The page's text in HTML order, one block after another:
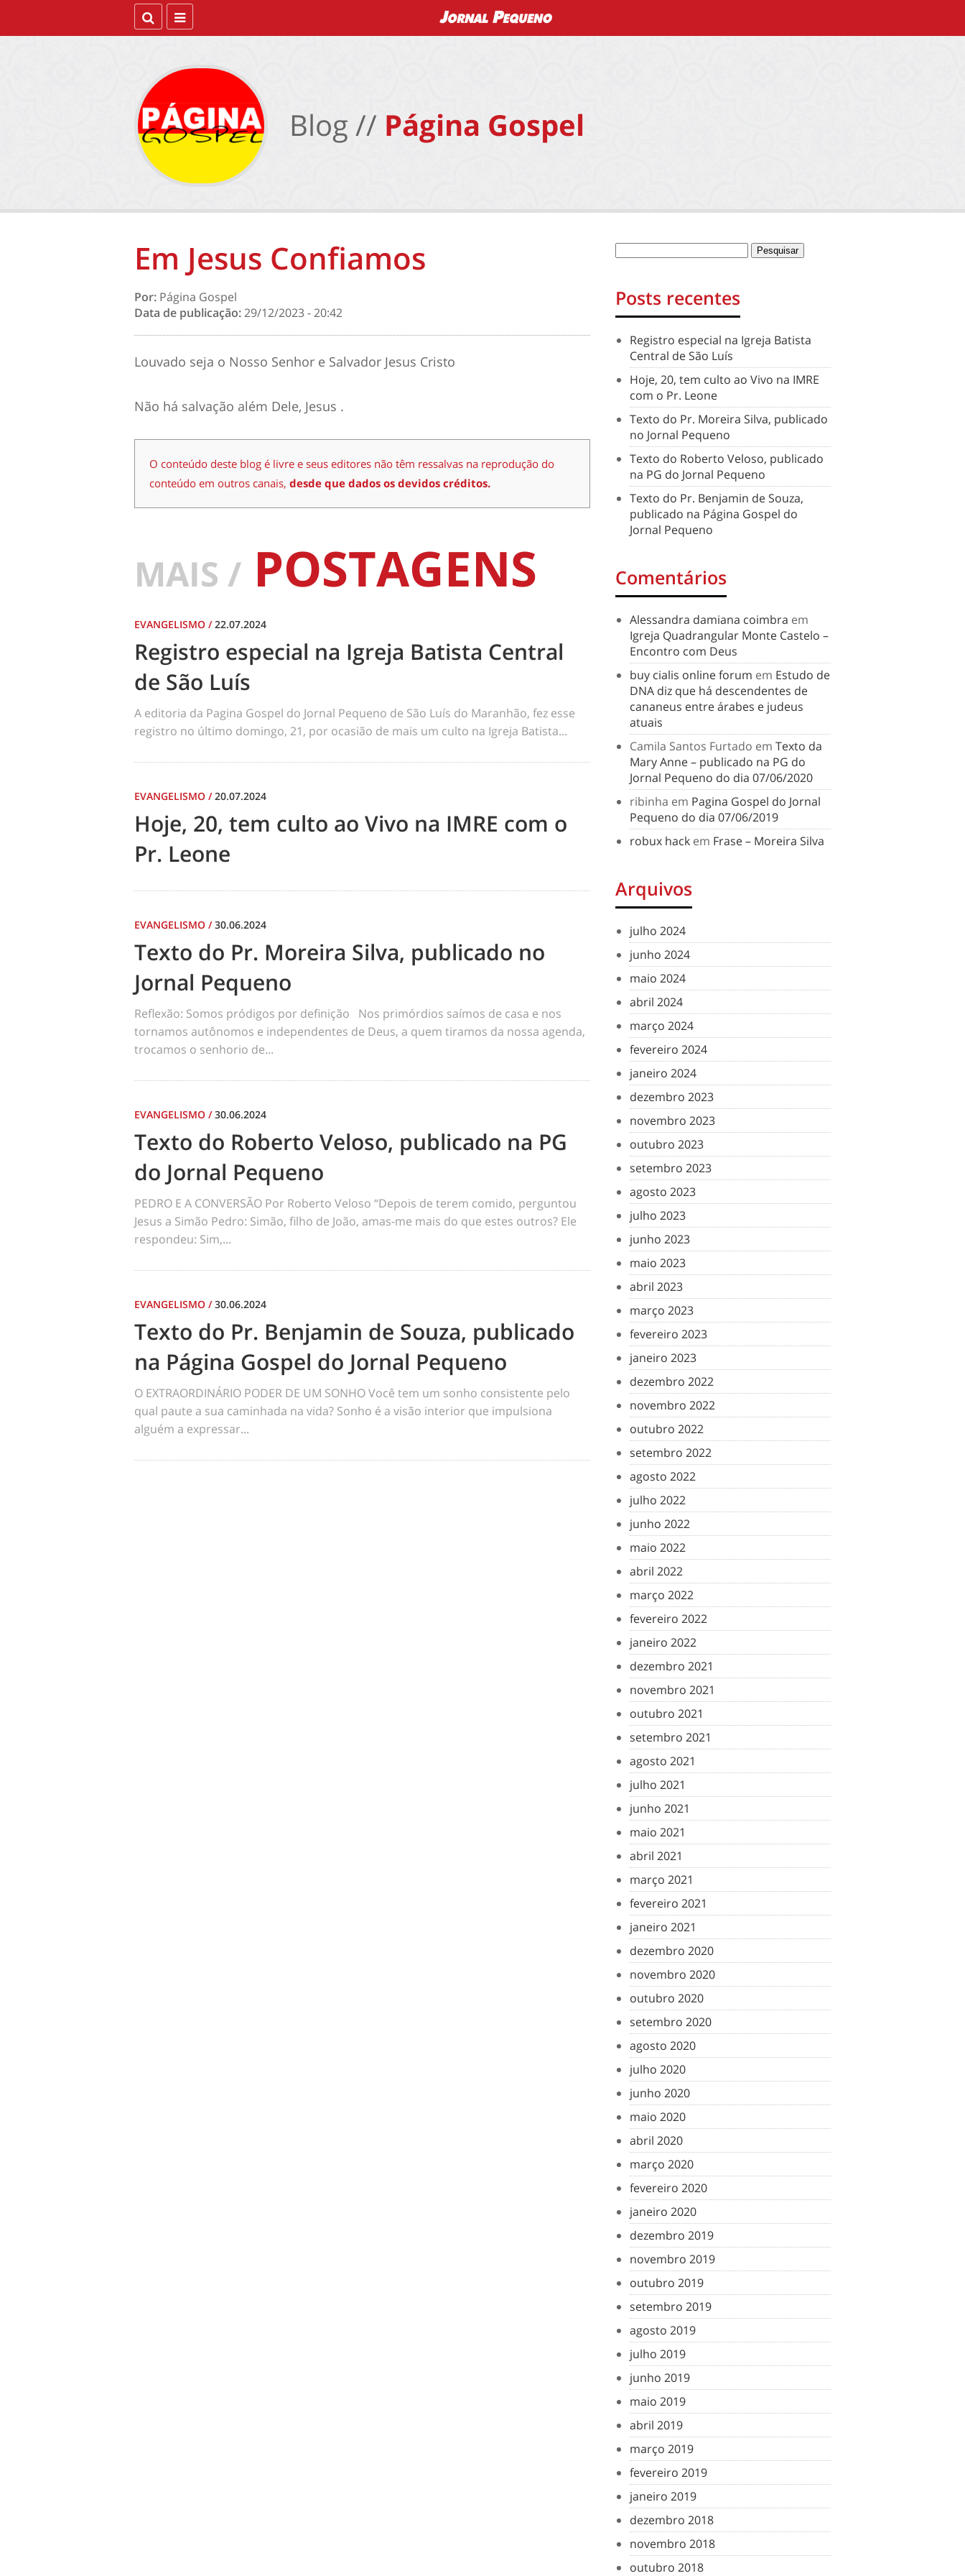
Blog // Página Gospel
Em Jesus Confiamos
Por: Página Gospel
Data de publicação:29/12/2023 - 20:42
Louvado seja o Nosso Senhor e Salvador Jesus Cristo
Não há salvação além Dele, Jesus .
O conteúdo deste blog é livre e seus editores não têm ressalvas na reprodução do
conteúdo em outros canais, desde que dados os devidos créditos.
MAIS / POSTAGENS
EVANGELISMO /22.07.2024
Registro especial na Igreja Batista Central
de São Luís
A editoria da Pagina Gospel do Jornal Pequeno de São Luís do Maranhão, fez esse
registro no último domingo, 21, por ocasião de mais um culto na Igreja Batista...
EVANGELISMO /20.07.2024
Hoje, 20, tem culto ao Vivo na IMRE com o
Pr. Leone
EVANGELISMO /30.06.2024
Texto do Pr. Moreira Silva, publicado no
Jornal Pequeno
Reflexão: Somos pródigos por definição Nos primórdios saímos de casa e nos
tornamos autônomos e independentes de Deus, a quem tiramos da nossa agenda,
trocamos o senhorio de...
EVANGELISMO /30.06.2024
Texto do Roberto Veloso, publicado na PG
do Jornal Pequeno
PEDRO E A CONVERSÃO Por Roberto Veloso “Depois de terem comido, perguntou
Jesus a Simão Pedro: Simão, filho de João, amas-me mais do que estes outros? Ele
respondeu: Sim,...
EVANGELISMO /30.06.2024
Texto do Pr. Benjamin de Souza, publicado
na Página Gospel do Jornal Pequeno
O EXTRAORDINÁRIO PODER DE UM SONHO Você tem um sonho consistente pelo
qual paute a sua caminhada na vida? Sonho é a visão interior que impulsiona
alguém a expressar...
Posts recentes
Registro especial na Igreja Batista
Central de São Luís
Hoje, 20, tem culto ao Vivo na IMRE
com o Pr. Leone
Texto do Pr. Moreira Silva, publicado
no Jornal Pequeno
Texto do Roberto Veloso, publicado
na PG do Jornal Pequeno
Texto do Pr. Benjamin de Souza,
publicado na Página Gospel do
Jornal Pequeno
Comentários
Alessandra damiana coimbra em
Igreja Quadrangular Monte Castelo –
Encontro com Deus
buy cialis online forum em Estudo de
DNA diz que há descendentes de
cananeus entre árabes e judeus
atuais
Camila Santos Furtado em Texto da
Mary Anne – publicado na PG do
Jornal Pequeno do dia 07/06/2020
ribinha em Pagina Gospel do Jornal
Pequeno do dia 07/06/2019
robux hack em Frase – Moreira Silva
Arquivos
julho 2024
junho 2024
maio 2024
abril 2024
março 2024
fevereiro 2024
janeiro 2024
dezembro 2023
novembro 2023
outubro 2023
setembro 2023
agosto 2023
julho 2023
junho 2023
maio 2023
abril 2023
março 2023
fevereiro 2023
janeiro 2023
dezembro 2022
novembro 2022
outubro 2022
setembro 2022
agosto 2022
julho 2022
junho 2022
maio 2022
abril 2022
março 2022
fevereiro 2022
janeiro 2022
dezembro 2021
novembro 2021
outubro 2021
setembro 2021
agosto 2021
julho 2021
junho 2021
maio 2021
abril 2021
março 2021
fevereiro 2021
janeiro 2021
dezembro 2020
novembro 2020
outubro 2020
setembro 2020
agosto 2020
julho 2020
junho 2020
maio 2020
abril 2020
março 2020
fevereiro 2020
janeiro 2020
dezembro 2019
novembro 2019
outubro 2019
setembro 2019
agosto 2019
julho 2019
junho 2019
maio 2019
abril 2019
março 2019
fevereiro 2019
janeiro 2019
dezembro 2018
novembro 2018
outubro 2018